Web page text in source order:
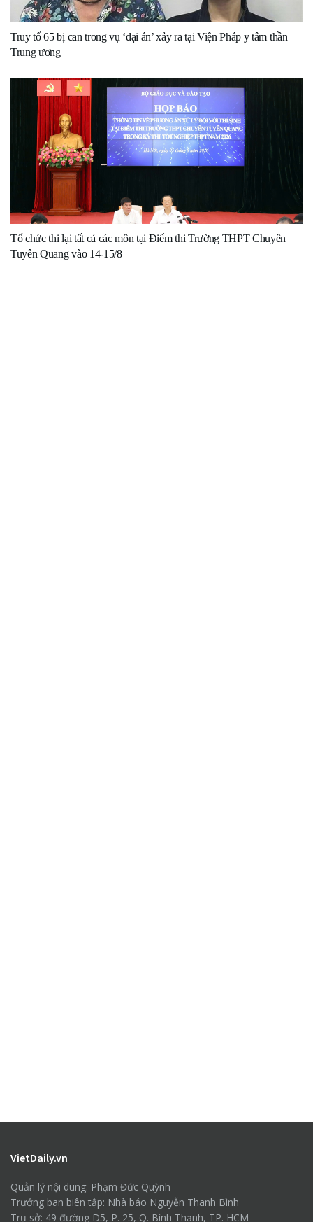
Truy tố 65 bị can trong vụ ‘đại án’ xảy ra tại Viện Pháp y tâm thần
Trung ương
Tổ chức thi lại tất cả các môn tại Điểm thi Trường THPT Chuyên
Tuyên Quang vào 14-15/8
VietDaily.vn
Quản lý nội dung: Phạm Đức Quỳnh
Trưởng ban biên tập: Nhà báo Nguyễn Thanh Bình
Trụ sở: 49 đường D5, P. 25, Q. Bình Thạnh, TP. HCM